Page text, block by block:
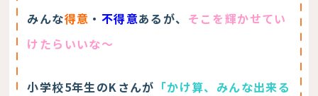
みんな得意 ・ 不得意あるが、 そこを輝かせてい
けたらいいな～
小学校5年生のKさんが 「かけ算、みんな出来る